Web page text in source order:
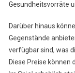
Gesundheitsvorräte
Darüber hinaus
Gegenstände
verfügbar sind, was
Diese Preise können